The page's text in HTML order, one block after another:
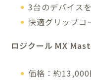
3台のデバイス
快適グリップコ
ロジクール MX
価格：約13,000